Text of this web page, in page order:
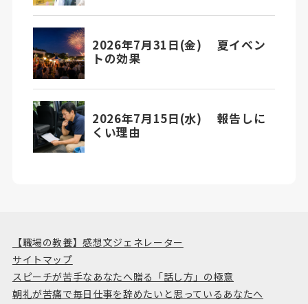
【職場の教養】感想文ジェネレーター
サイトマップ
スピーチが苦手なあなたへ贈る「話し方」の極意
朝礼が苦痛で毎日仕事を辞めたいと思っているあなたへ